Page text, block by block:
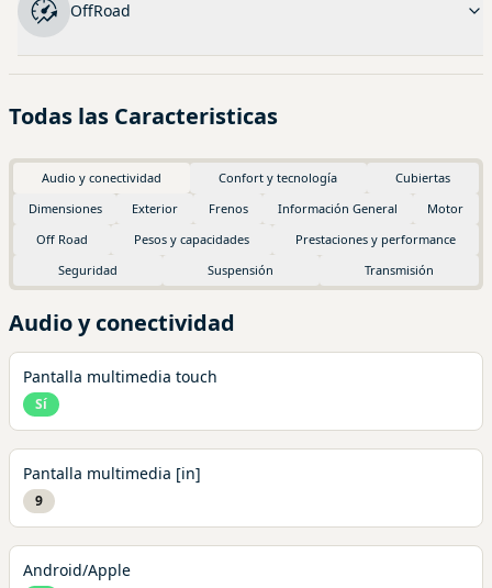
OffRoad
Todas las Caracteristicas
Audio y conectividad Confort y tecnología
Cubiertas
Dimensiones
Exterior Frenos Información General
Motor
Off Road
Pesos y capacidades
Prestaciones y performance
Seguridad
Suspensión Transmisión
Audio y conectividad
Pantalla multimedia touch
Sí
Pantalla multimedia [in]
9
Android/Apple